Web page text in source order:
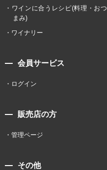
ワインに合うレシピ(料理・おつ
まみ)
ワイナリー
会員サービス
ログイン
販売店の方
管理ページ
その他